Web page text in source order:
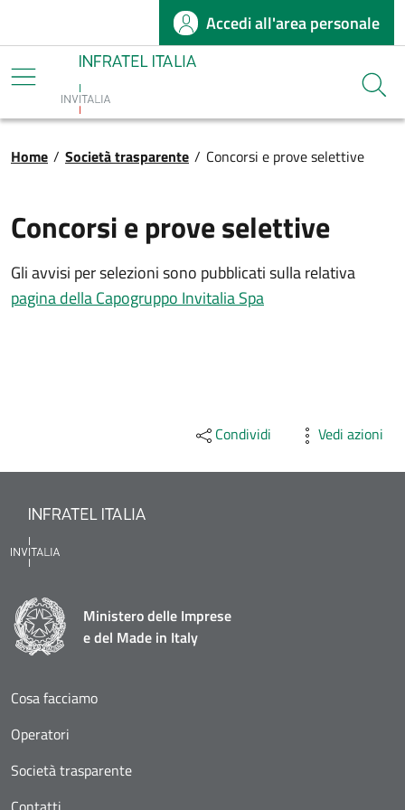
Salta al contenuto principaleAccedi all'area personale
Infratel
Briciole di pane
Home / Società trasparente / Concorsi e prove selettive
Concorsi e prove selettive
Gli avvisi per selezioni sono pubblicati sulla relativa
pagina della Capogruppo Invitalia Spa
Condividi Vedi azioni
Ministero delle Imprese
e del Made in Italy
Cosa facciamo
Operatori
Società trasparente